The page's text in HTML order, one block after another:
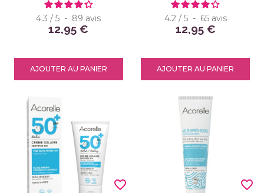
4.3 / 5 - 89 avis
12,95 €
AJOUTER AU PANIER
4.2 / 5 - 65 avis
12,95 €
AJOUTER AU PANIER
favorite_border favorite_border